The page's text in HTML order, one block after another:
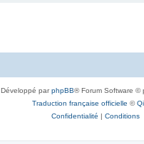
Développé parphpBB® Forum Software ©
Traduction française officielle ©
Confidentialité | Conditions